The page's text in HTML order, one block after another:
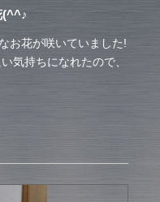
(^^♪
お花が咲いていました!
気持ちになれたので、